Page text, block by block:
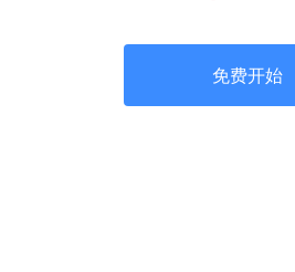
免费开始